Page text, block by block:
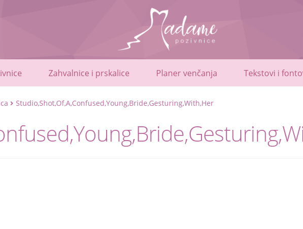
Zahvalnice i prskalice Planer venčanja Tekstovi i
Studio,Shot,Of,A,Confused,Young,Bride,Gesturing,With,Her